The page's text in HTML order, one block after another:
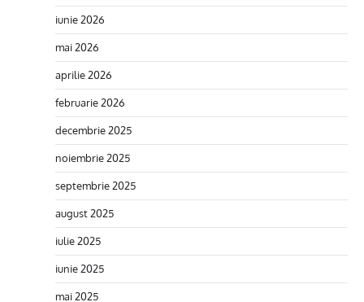
iunie 2026
mai 2026
aprilie 2026
februarie 2026
decembrie 2025
noiembrie 2025
septembrie 2025
august 2025
iulie 2025
iunie 2025
mai 2025